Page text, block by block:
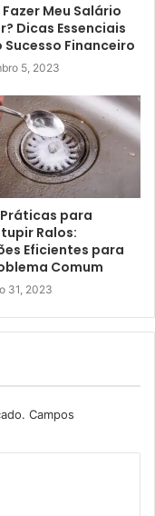
Meu Salário
Dicas Essenciais
Sucesso Financeiro
5, 2023
para
Ralos:
Eficientes para
Comum
31, 2023
Campos